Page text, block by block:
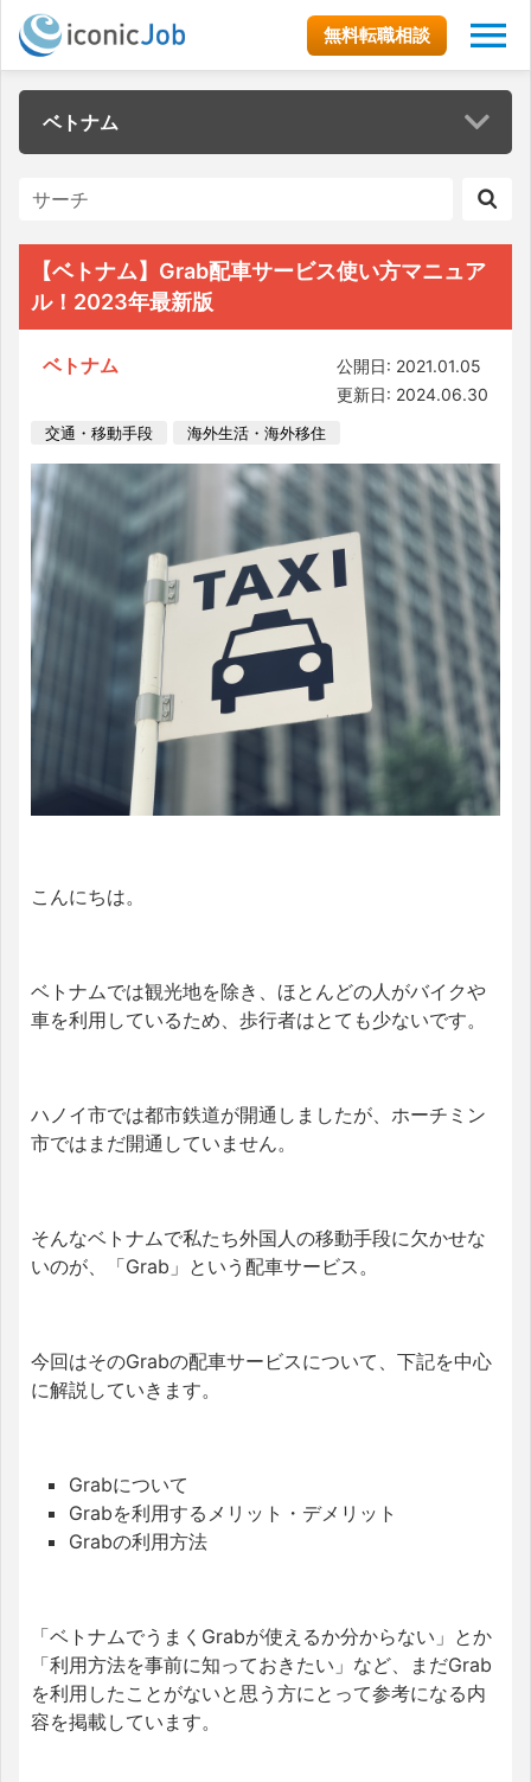
無料転職相談
ベトナム
【ベトナム】Grab配車サービス使い方マニュア
ル！2023年最新版
ベトナム
公開日: 2021.01.05
更新日: 2024.06.30
交通・移動手段 海外生活・海外移住
こんにちは。
ベトナムでは観光地を除き、ほとんどの人がバイクや
車を利用しているため、歩行者はとても少ないです。
ハノイ市では都市鉄道が開通しましたが、ホーチミン
市ではまだ開通していません。
そんなベトナムで私たち外国人の移動手段に欠かせな
いのが、「Grab」という配車サービス。
今回はそのGrabの配車サービスについて、下記を中心
に解説していきます。
Grabについて
Grabを利用するメリット・デメリット
Grabの利用方法
「ベトナムでうまくGrabが使えるか分からない」とか
「利用方法を事前に知っておきたい」 など、まだGrab
を利用したことがないと思う 方にとって参考になる内
容を掲載しています。